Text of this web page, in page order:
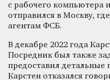
с рабочего компьютера
отправился в Москву,
агентам ФСБ.
В декабре 2022 года
Посредник был также
предоставил детальные
Карстен отказался